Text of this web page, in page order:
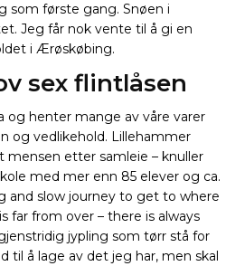
som første gang. Snøen i
Jeg får nok vente til å gi en
i Ærøskøbing.
sex flintlåsen
og henter mange av våre varer
og vedlikehold. Lillehammer
mensen etter samleie – knuller
med mer enn 85 elever og ca.
and slow journey to get to where
far from over – there is always
jypling som tørr stå for
til å lage av det jeg har, men skal